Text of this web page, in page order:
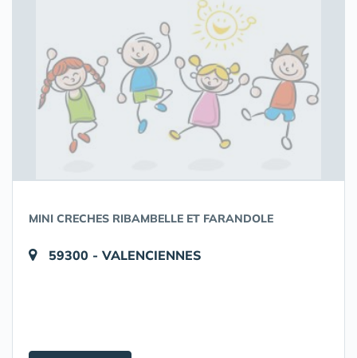
MINI CRECHES RIBAMBELLE ET FARANDOLE
59300 - VALENCIENNES